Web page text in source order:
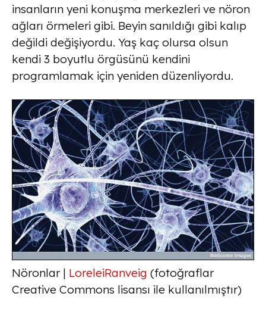
insanların yeni konuşma merkezleri ve nöron
ağları örmeleri gibi. Beyin sanıldığı gibi kalıp
değildi değişiyordu. Yaş kaç olursa olsun
kendi 3 boyutlu örgüsünü kendini
programlamak için yeniden düzenliyordu.
Nöronlar | LoreleiRanveig (fotoğraflar
Creative Commons lisansı ile kullanılmıştır)